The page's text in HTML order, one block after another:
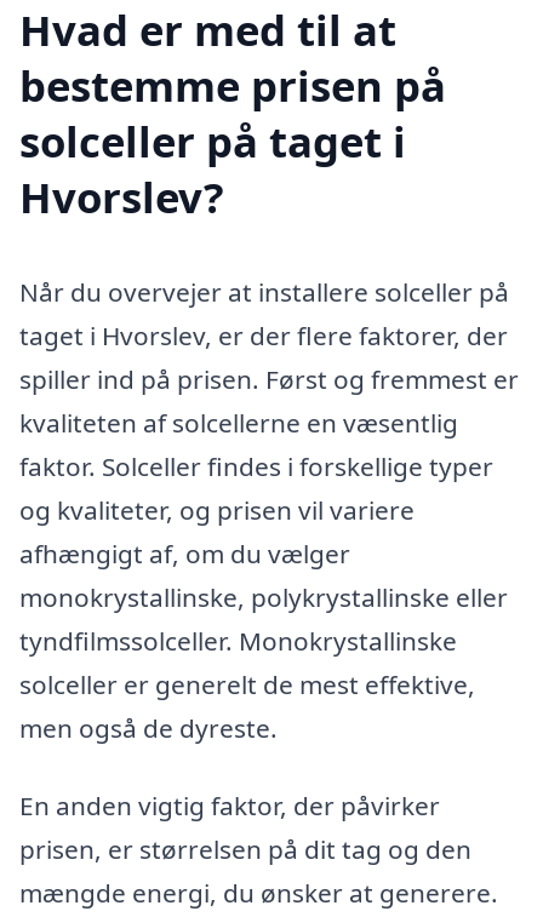
Hvad er med til at
bestemme prisen på
solceller på taget i
Hvorslev?
Når du overvejer at installere solceller på
taget i Hvorslev, er der flere faktorer, der
spiller ind på prisen. Først og fremmest er
kvaliteten af solcellerne en væsentlig
faktor. Solceller findes i forskellige typer
og kvaliteter, og prisen vil variere
afhængigt af, om du vælger
monokrystallinske, polykrystallinske eller
tyndfilmssolceller. Monokrystallinske
solceller er generelt de mest effektive,
men også de dyreste.
En anden vigtig faktor, der påvirker
prisen, er størrelsen på dit tag og den
mængde energi, du ønsker at generere.